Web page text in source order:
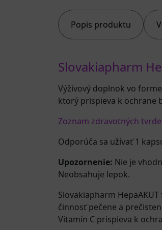
Popis produktu
Slovakiapharm
Výživový doplnok vo
ktorý prispieva k ochrane
Zoznam zdravotných
Odporúča sa užívať 1
Upozornenie: Nie je
Neobsahuje lepok.
Slovakiapharm
činnosť pečene a
Vitamín C prispieva k